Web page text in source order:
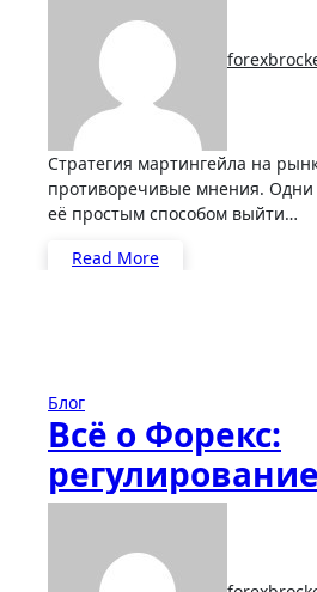
Стратегия мартингейла на рынке Форекс вызывает
противоречивые мнения.
её простым способом выйти…
Read More
Блог
Всё о Форекс:
защита